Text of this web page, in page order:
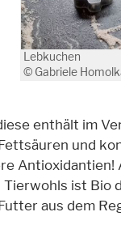
Lebkuchen
© Gabriele
enthält im
und
Antioxidantien!
ist Bio
aus dem